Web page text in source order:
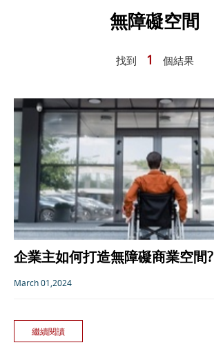
無障礙空間
找到 1 個結果
企業主如何打造無障礙商業空間?
March 01,2024
繼續閱讀